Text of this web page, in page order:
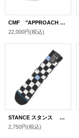
CMF "APPROACH 02 SANDAL " [A.GREEN]
22,000円(税込)
STANCE スタンス ソックス "CHEF CHECK CREW " [BLACK]
2,750円(税込)